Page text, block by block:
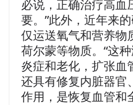
必说，正确治疗高血
要。”此外，近年来
仅运送氧气和营养物
荷尔蒙等物质。“这
炎症和老化，扩张血
还具有修复内脏器官
作用，是恢复血管和